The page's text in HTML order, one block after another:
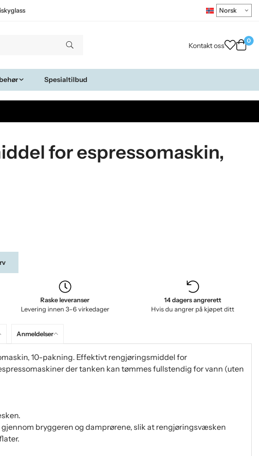
Kontakt oss
0
Spesialtilbud
for espressomaskin,
Raske leveranser
Levering innen 3–6 virkedager
14 dagers angrerett
Hvis du angrer på kjøpet ditt
Anmeldelser
10-pakning. Effektivt rengjøringsmiddel for
der tanken kan tømmes fullstendig for vann (uten
bryggeren og damprørene, slik at rengjøringsvæsken